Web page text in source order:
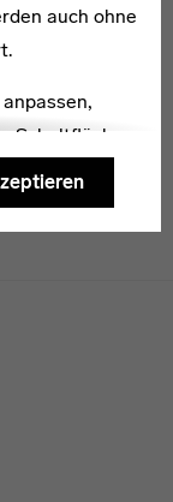
auch ohne
Schaltfläche